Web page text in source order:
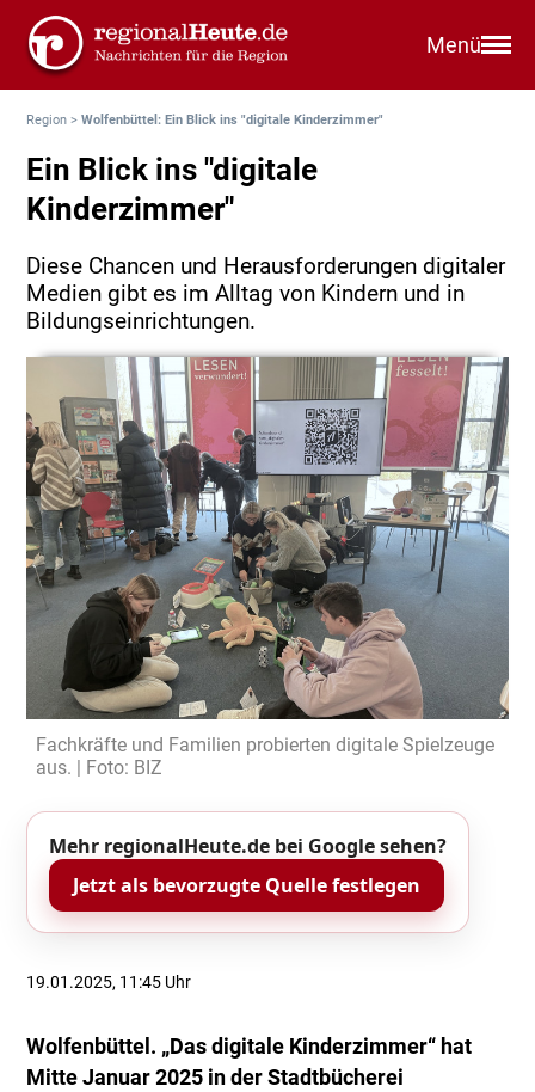
Menü
Region >Wolfenbüttel: Ein Blick ins "digitale Kinderzimmer"
Ein Blick ins "digitale
Kinderzimmer"
Diese Chancen und Herausforderungen digitaler
Medien gibt es im Alltag von Kindern und in
Bildungseinrichtungen.
Fachkräfte und Familien probierten digitale Spielzeuge
aus. | Foto: BIZ
Mehr regionalHeute.de bei Google sehen?
Jetzt als bevorzugte Quelle festlegen
19.01.2025, 11:45 Uhr
Wolfenbüttel. „Das digitale Kinderzimmer“ hat
Mitte Januar 2025 in der Stadtbücherei